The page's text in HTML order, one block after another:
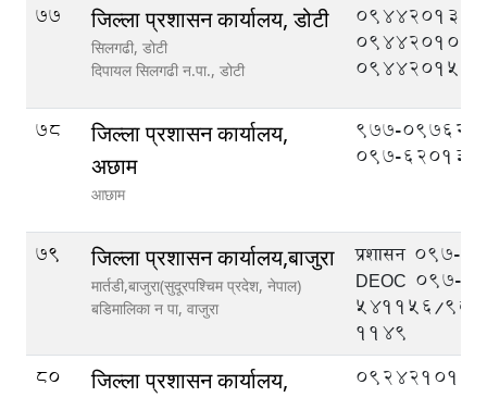
77 जिल्ला प्रशासन कार्यालय, डोटी
सिलगढी, डोटी
दिपायल सिलगढी न.पा., डोटी
094420133,
094420108,
094420151
78
जिल्ला प्रशासन कार्यालय,
अछाम
आछाम
977-
097-620133
79 जिल्ला प्रशासन कार्यालय,बाजुरा
मार्तडी,बाजुरा(सुदूरपश्चिम प्रदेश, नेपाल)
बडिमालिका न‍‍ पा, वाजुरा
प्रशासन 097-
DEOC 097-
541156/
1149
80
जिल्ला प्रशासन कार्यालय,
092421013